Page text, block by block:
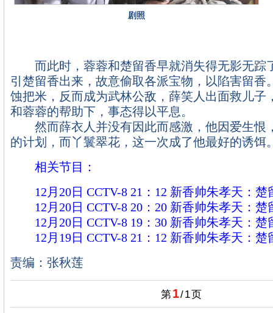
剧照
而此时，蓉蓉和楚留香早就消失得无影无踪
引楚留香出来，故意偷取各派宝物，以陷害留香
蚀把米，反而成为武林公敌，薛笑人出面救儿子
和蓉蓉的帮助下，事态得以平息。
然而薛衣人并没有因此而感激，他因爱生恨
的计划，而丫鬟翠花，这一次成了他最好的诱饵
相关节目：
12月20日 CCTV-8 21：12 新香帅朱孝天：楚
12月20日 CCTV-8 20：20 新香帅朱孝天：楚
12月20日 CCTV-8 19：30 新香帅朱孝天：楚
12月19日 CCTV-8 21：12 新香帅朱孝天：楚
责编：张秋莲
第1/1页